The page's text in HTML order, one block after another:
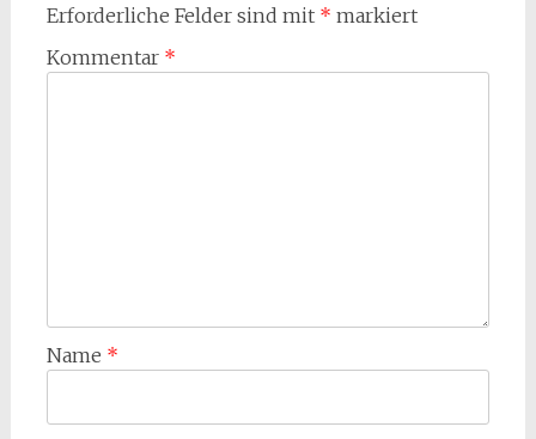
Erforderliche Felder sind mit * markiert
Kommentar *
Name *